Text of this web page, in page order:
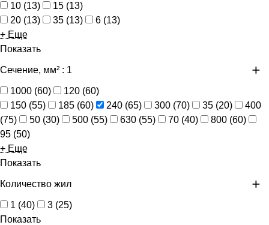
10 (13) 15 (13)
20 (13) 35 (13) 6 (13)
+ Еще
Показать
Сечение, мм² : 1
1000 (60) 120 (60)
150 (55) 185 (60) 240 (65) 300 (70) 35 (20)
400
(75) 50 (30) 500 (55) 630 (55) 70 (40) 800 (60)
95 (50)
+ Еще
Показать
Количество жил
1 (40) 3 (25)
Показать